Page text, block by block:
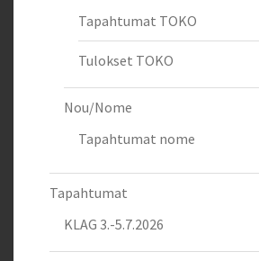
Tapahtumat TOKO
Tulokset TOKO
Nou/Nome
Tapahtumat nome
Tapahtumat
KLAG 3.-5.7.2026